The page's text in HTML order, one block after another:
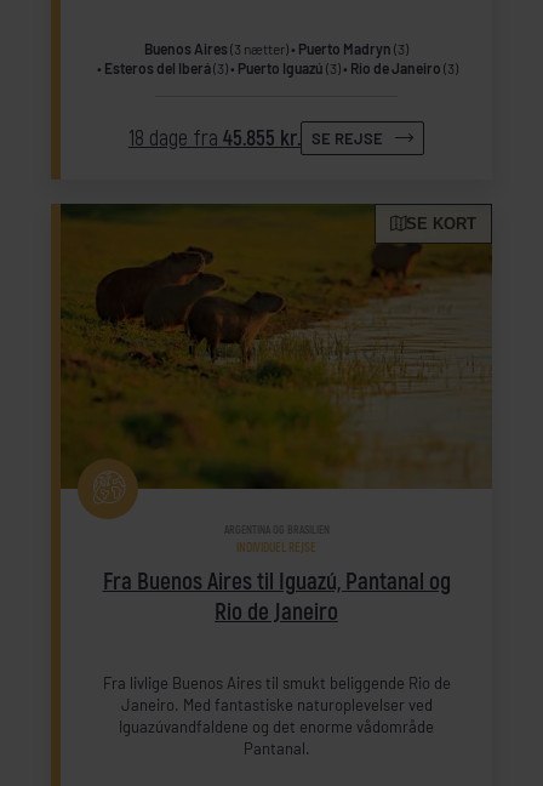
Buenos Aires (3 nætter) Puerto Madryn (3)
Esteros del Iberá(3) Puerto Iguazú (3) Rio de Janeiro (3)
18 dage fra 45.855 kr. SE REJSE
SE KORT
Fra Buenos Aires til Iguazú, Pantanal og
Rio de Janeiro
ARGENTINA OG BRASILIEN
INDIVIDUEL REJSE
Fra livlige Buenos Aires til smukt beliggende Rio de
Janeiro. Med fantastiske naturoplevelser ved
Iguazúvandfaldene og det enorme vådområde
Pantanal.